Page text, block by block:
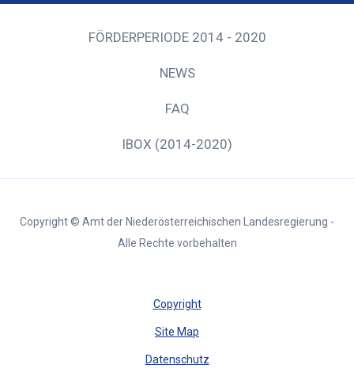
FÖRDERPERIODE 2014 - 2020
NEWS
FAQ
IBOX (2014-2020)
Copyright © Amt der Niederösterreichischen Landesregierung -
Alle Rechte vorbehalten
Copyright
Site Map
Datenschutz